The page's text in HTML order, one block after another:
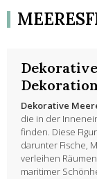
Dekoration
Dekorative
die in der
finden. Diese
darunter Fische,
verleihen
maritimer